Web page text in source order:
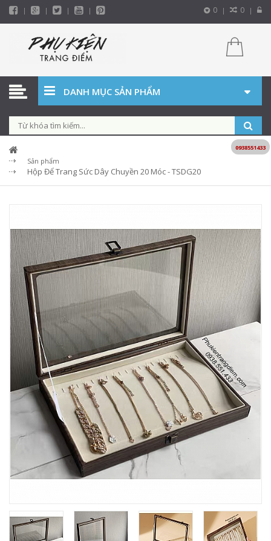
0 0
DANH MỤC SẢN PHẨM
Sản phẩm
Hộp Để Trang Sức Dây Chuyền 20 Móc - TSDG20
0938551433